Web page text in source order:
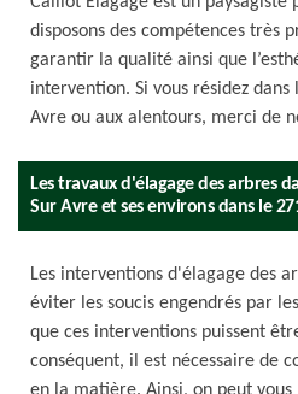
disposons des compétences très
garantir la qualité ainsi que
intervention. Si vous résidez dans
Avre ou aux alentours, merci de
Les travaux d'élagage des arbres
Sur Avre et ses environs dans le
Les interventions d'élagage des
éviter les soucis engendrés par
que ces interventions puissent
conséquent, il est nécessaire de